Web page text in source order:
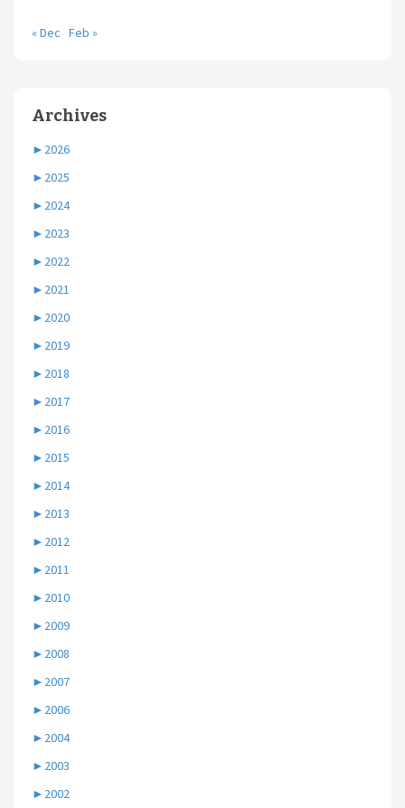
« Dec Feb »
Archives
► 2026
► 2025
► 2024
► 2023
► 2022
► 2021
► 2020
► 2019
► 2018
► 2017
► 2016
► 2015
► 2014
► 2013
► 2012
► 2011
► 2010
► 2009
► 2008
► 2007
► 2006
► 2004
► 2003
► 2002